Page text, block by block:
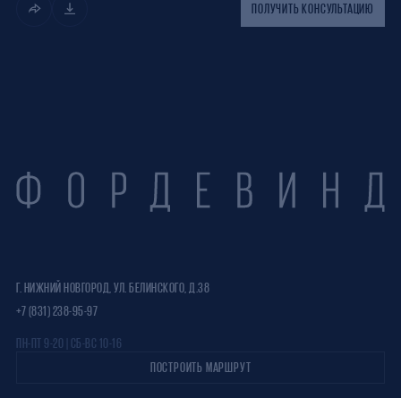
ПОЛУЧИТЬ КОНСУЛЬТАЦИЮ
Г. НИЖНИЙ НОВГОРОД, УЛ. БЕЛИНСКОГО, Д.38
+7 (831) 238-95-97
ПН-ПТ 9-20 | СБ-ВС 10-16
ПОСТРОИТЬ МАРШРУТ